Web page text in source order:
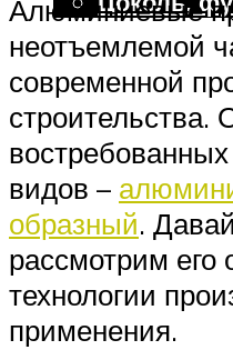
Меню
Алюминиевые
неотъемлемой
современной
строительства.
видов –
образный.
рассмотрим его
технологии
применения.